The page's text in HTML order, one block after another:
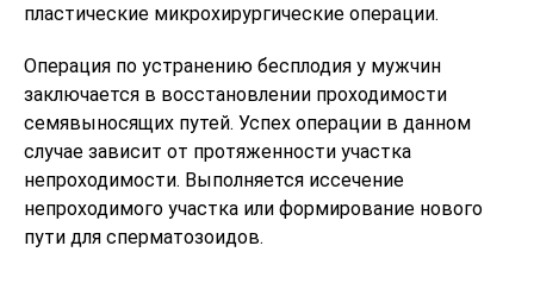
пластические микрохирургические операции.
Операция по устранению бесплодия у мужчин
заключается в восстановлении проходимости
семявыносящих путей. Успех операции в данном
случае зависит от протяженности участка
непроходимости. Выполняется иссечение
непроходимого участка или формирование нового
пути для сперматозоидов.